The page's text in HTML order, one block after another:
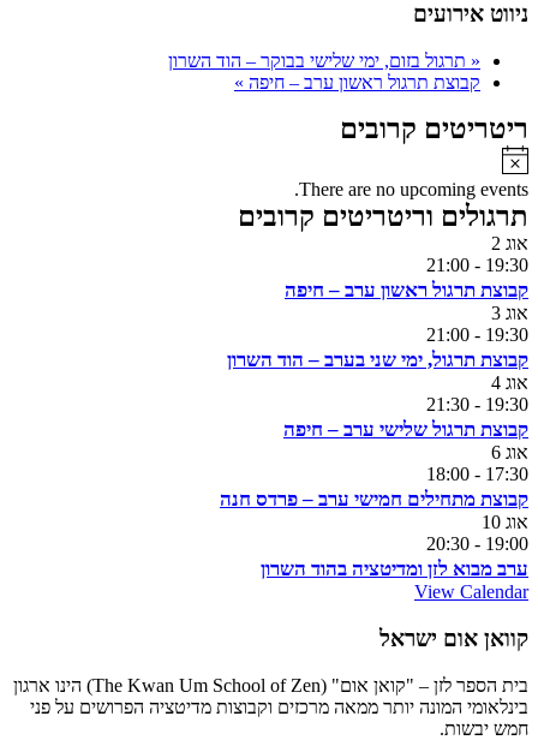
ניווט אירועים
« תרגול בזום, ימי שלישי בבוקר – הוד השרון
קבוצת תרגול ראשון ערב – חיפה »
ריטריטים קרובים
Notice
There are no upcoming events.
תרגולים וריטריטים קרובים
אוג 2
19:30
-
21:00
קבוצת תרגול ראשון ערב – חיפה
אוג 3
19:30
-
21:00
קבוצת תרגול, ימי שני בערב – הוד השרון
אוג 4
19:30
-
21:30
קבוצת תרגול שלישי ערב – חיפה
אוג 6
17:30
-
18:00
קבוצת מתחילים חמישי ערב – פרדס חנה
אוג 10
19:00
-
20:30
ערב מבוא לזן ומדיטציה בהוד השרון
View Calendar
קוואן אום ישראל
בית הספר לזן – "קואן אום" (The Kwan Um School of Zen) הינו ארגון
בינלאומי המונה יותר ממאה מרכזים וקבוצות מדיטציה הפרושים על פני
חמש יבשות.